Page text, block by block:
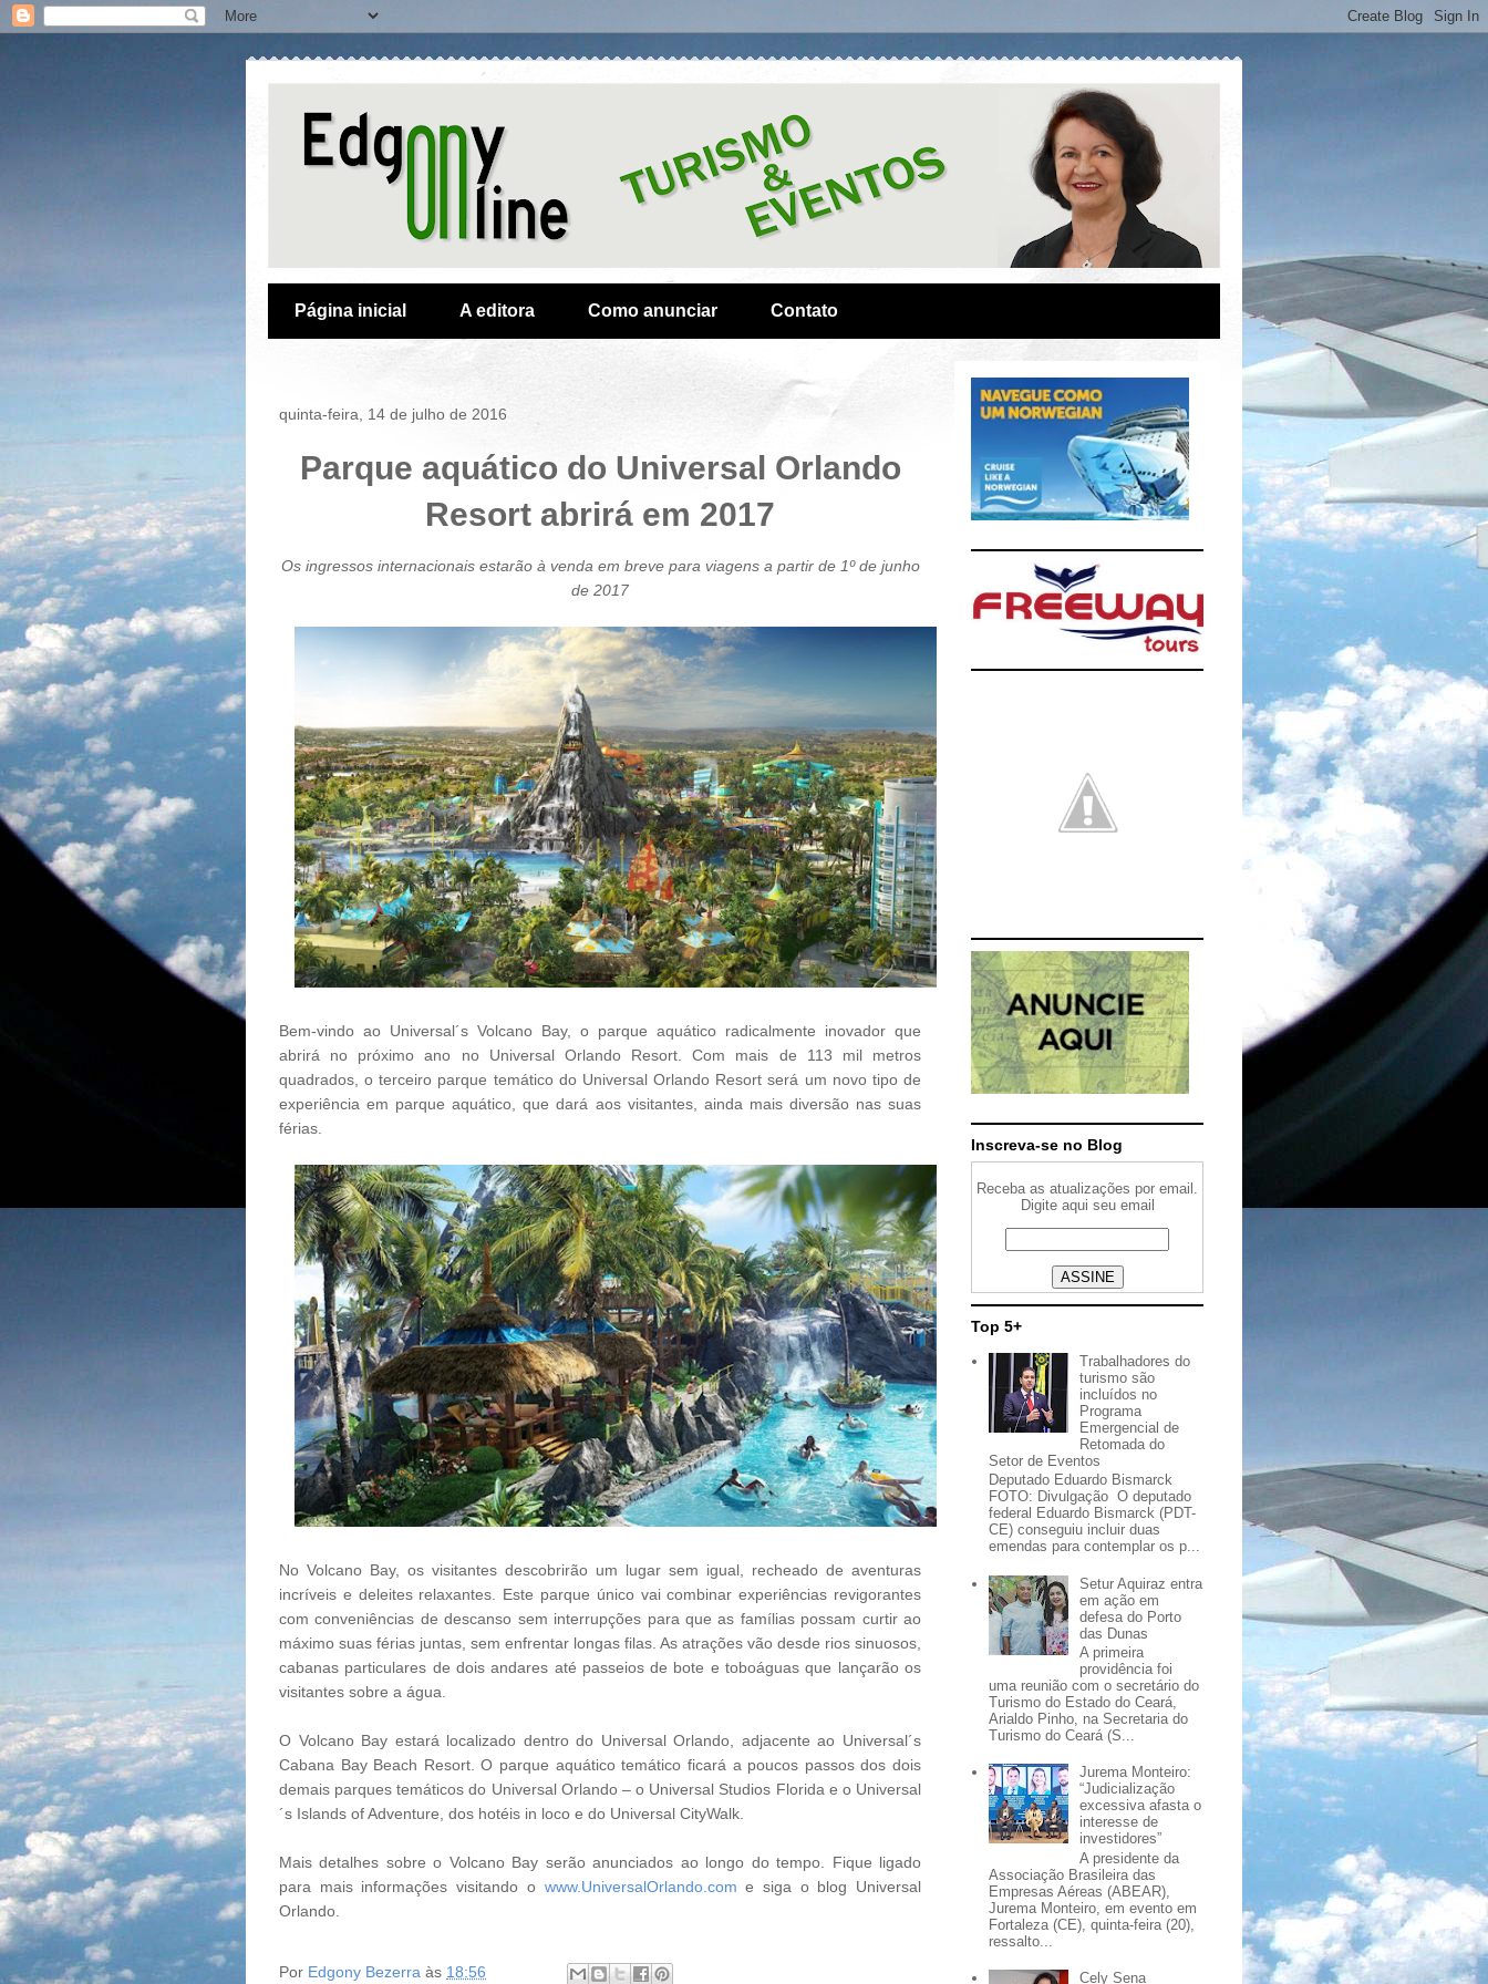
Página inicial A editora Como anunciar Contato
quinta-feira, 14 de julho de 2016
Parque aquático do Universal Orlando
Resort abrirá em 2017
Os ingressos internacionais estarão à venda em breve para viagens a partir de 1º de junho
de 2017
Bem-vindo ao Universal´s Volcano Bay, o parque aquático radicalmente inovador que
abrirá no próximo ano no Universal Orlando Resort. Com mais de 113 mil metros
quadrados, o terceiro parque temático do Universal Orlando Resort será um novo tipo de
experiência em parque aquático, que dará aos visitantes, ainda mais diversão nas suas
férias.
No Volcano Bay, os visitantes descobrirão um lugar sem igual, recheado de aventuras
incríveis e deleites relaxantes. Este parque único vai combinar experiências revigorantes
com conveniências de descanso sem interrupções para que as famílias possam curtir ao
máximo suas férias juntas, sem enfrentar longas filas. As atrações vão desde rios sinuosos,
cabanas particulares de dois andares até passeios de bote e toboáguas que lançarão os
visitantes sobre a água.
O Volcano Bay estará localizado dentro do Universal Orlando, adjacente ao Universal´s
Cabana Bay Beach Resort. O parque aquático temático ficará a poucos passos dos dois
demais parques temáticos do Universal Orlando – o Universal Studios Florida e o Universal
´s Islands of Adventure, dos hotéis in loco e do Universal CityWalk.
Mais detalhes sobre o Volcano Bay serão anunciados ao longo do tempo. Fique ligado
para mais informações visitando o www.UniversalOrlando.com e siga o blog Universal
Orlando.
Por Edgony Bezerra às 18:56
Inscreva-se no Blog
Receba as atualizações por email.
Digite aqui seu email
Top 5+
Trabalhadores do
turismo são
incluídos no
Programa
Emergencial de
Retomada do
Setor de Eventos
Deputado Eduardo Bismarck
FOTO: Divulgação O deputado
federal Eduardo Bismarck (PDT-
CE) conseguiu incluir duas
emendas para contemplar os p...
Setur Aquiraz entra
em ação em
defesa do Porto
das Dunas
A primeira
providência foi
uma reunião com o secretário do
Turismo do Estado do Ceará,
Arialdo Pinho, na Secretaria do
Turismo do Ceará (S...
Jurema Monteiro:
“Judicialização
excessiva afasta o
interesse de
investidores”
A presidente da
Associação Brasileira das
Empresas Aéreas (ABEAR),
Jurema Monteiro, em evento em
Fortaleza (CE), quinta-feira (20),
ressalto...
Cely Sena